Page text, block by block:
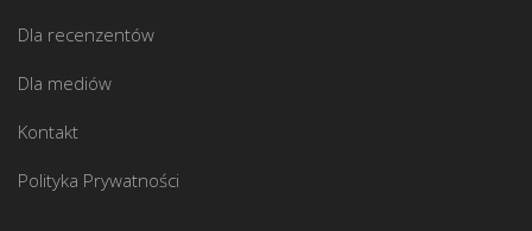
Dla recenzentów
Dla mediów
Kontakt
Polityka Prywatności